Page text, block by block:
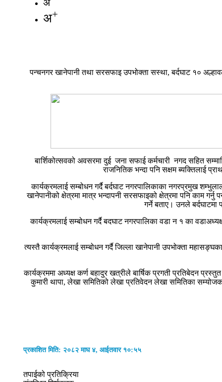
अ
अ+
पन्चनगर खानेपानी तथा सरसफाइ उपभोक्ता सस्था, बर्दघाट १०
बार्शिकोत्सवको अवसरमा दुई जना सफाई कर्मचारी नगद सहित
राजनितिक भन्दा पनि सक्षम ब्यक्तिलाई
कार्यक्रमलाई सम्बोधन गर्दै बर्दघाट नगरपालिकाका नगरप्रमुख
खानेपानीको क्षेत्रमा मात्र भन्दापनी सरसफाइको क्षेत्रमा पनि काम
गर्ने बताए। उनले
कार्यक्रमलाई सम्बोधन गर्दै बदघाट नगरपालिका वडा न १ का
त्यस्तै कार्यक्रमलाई सम्बोधन गर्दै जिल्ला खानेपानी उपभोक्ता
कार्यक्रममा अध्यक्ष कर्ण बहादुर खत्रीले बार्षिक प्रगती प्रतिबेदन
कुमारी थापा, लेखा समितिको लेखा प्रतिवेदन लेखा समितिका
प्रकाशित मिति: २०८२ माघ ४, आईतवार १०:५५
तपाईको प्रतिक्रिया